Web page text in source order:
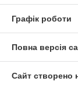
Графік роботи
Повна версія
Сайт створено